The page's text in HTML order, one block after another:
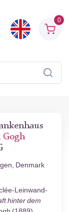
0
Gogh
Denmark
Leinwand-
hinter dem